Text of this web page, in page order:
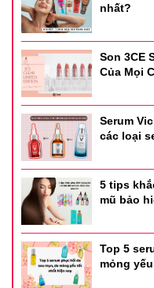
nhất?
Son 3CE
Của Mọi
Serum
các loại
5 tips
mũ bảo
Top 5
mỏng